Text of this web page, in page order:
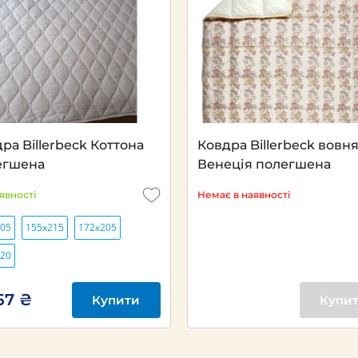
Billerbeck Коттона
155х215 172х205
₴ Купити
Ковдра Billerbeck
Венеція полегшена
Немає в наявності
Next